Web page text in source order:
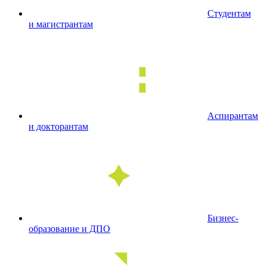
Студентам
и магистрантам
Аспирантам
и докторантам
Бизнес-
образование и ДПО